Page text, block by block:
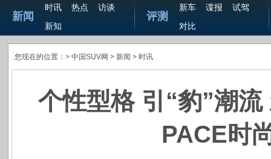
新闻
时讯 热点
访谈
新知
评测
新车 谍报
试驾
对比
您现在的位置：> 中国SUV网 > 新闻 > 时讯
个性型格 引“豹”潮
PACE时